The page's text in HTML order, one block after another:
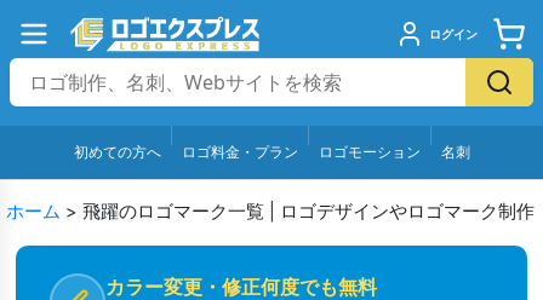
ログイン
初めての方へ ロゴ料金・プラン ロゴモーション 名刺
ホーム > 飛躍のロゴマーク一覧 | ロゴデザインやロゴマーク制作
カラー変更・修正何度でも無料